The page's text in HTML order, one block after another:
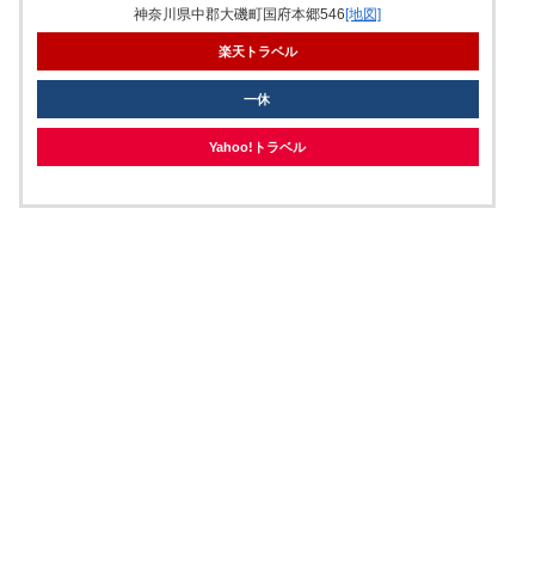
神奈川県中郡大磯町国府本郷546[地図]
楽天トラベル
一休
Yahoo!トラベル